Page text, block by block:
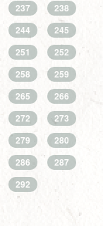
237
238
244
245
251
252
258
259
265
266
272
273
279
280
286
287
292